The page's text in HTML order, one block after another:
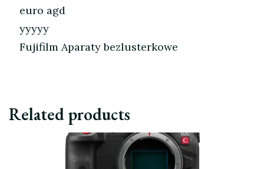
euro agd
yyyyy
Fujifilm Aparaty bezlusterkowe
Related products